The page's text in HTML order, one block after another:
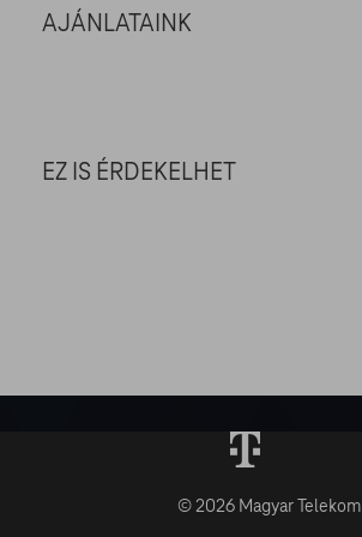
AJÁNLATAINK
EZ IS ÉRDEKELHET
© 2026 Magyar Telekom